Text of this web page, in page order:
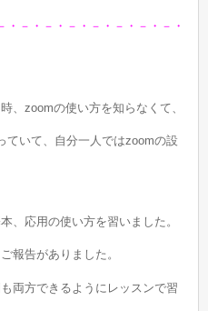
・－・－・－・－・－・－・－・
、zoomの使い方を知らなくて、
ていて、自分一人ではzoomの設
、応用の使い方を習いました。
報告がありました。
両方できるようにレッスンで習